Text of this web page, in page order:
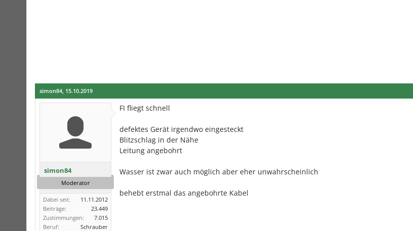
simon84, 15.10.2019
simon84
Moderator
Dabei seit:
11.11.2012
Beiträge:
23.449
Zustimmungen:
7.015
Beruf:
Schrauber
FI fliegt schnell
defektes Gerät irgendwo eingesteckt
Blitzschlag in der Nähe
Leitung angebohrt
Wasser ist zwar auch möglich aber eher unwahrscheinlich
behebt erstmal das angebohrte Kabel